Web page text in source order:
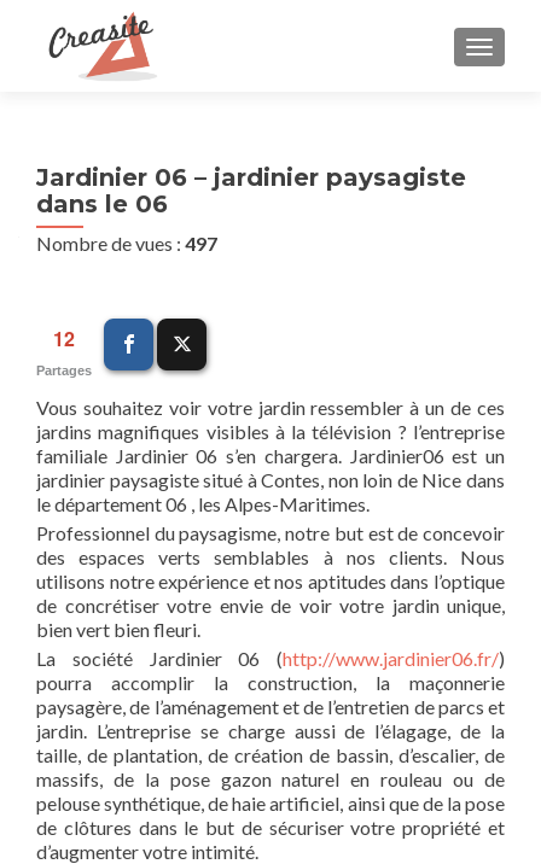
Jardinier 06 – jardinier paysagiste
dans le 06
Nombre de vues : 497
12
Partages
Vous souhaitez voir votre jardin ressembler à un de ces
jardins magnifiques visibles à la télévision ? l’entreprise
familiale Jardinier 06 s’en chargera. Jardinier06 est un
jardinier paysagiste situé à Contes, non loin de Nice dans
le département 06 , les Alpes-Maritimes.
Professionnel du paysagisme, notre but est de concevoir
des espaces verts semblables à nos clients. Nous
utilisons notre expérience et nos aptitudes dans l’optique
de concrétiser votre envie de voir votre jardin unique,
bien vert bien fleuri.
La société Jardinier 06 (http://www.jardinier06.fr/)
pourra accomplir la construction, la maçonnerie
paysagère, de l’aménagement et de l’entretien de parcs et
jardin. L’entreprise se charge aussi de l’élagage, de la
taille, de plantation, de création de bassin, d’escalier, de
massifs, de la pose gazon naturel en rouleau ou de
pelouse synthétique, de haie artificiel, ainsi que de la pose
de clôtures dans le but de sécuriser votre propriété et
d’augmenter votre intimité.